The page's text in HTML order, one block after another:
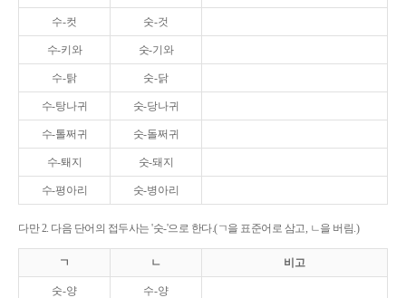
수-컷 숫-것
수-키와 숫-기와
수-탉 숫-닭
수-탕나귀 숫-당나귀
수-톨쩌귀 숫-돌쩌귀
수-퇘지 숫-돼지
수-평아리 숫-병아리
다만 2. 다음 단어의 접두사는 '숫-'으로 한다.(ㄱ을 표준어로 삼고, ㄴ을 버림.)
ㄱ ㄴ 비고
숫-양 수-양